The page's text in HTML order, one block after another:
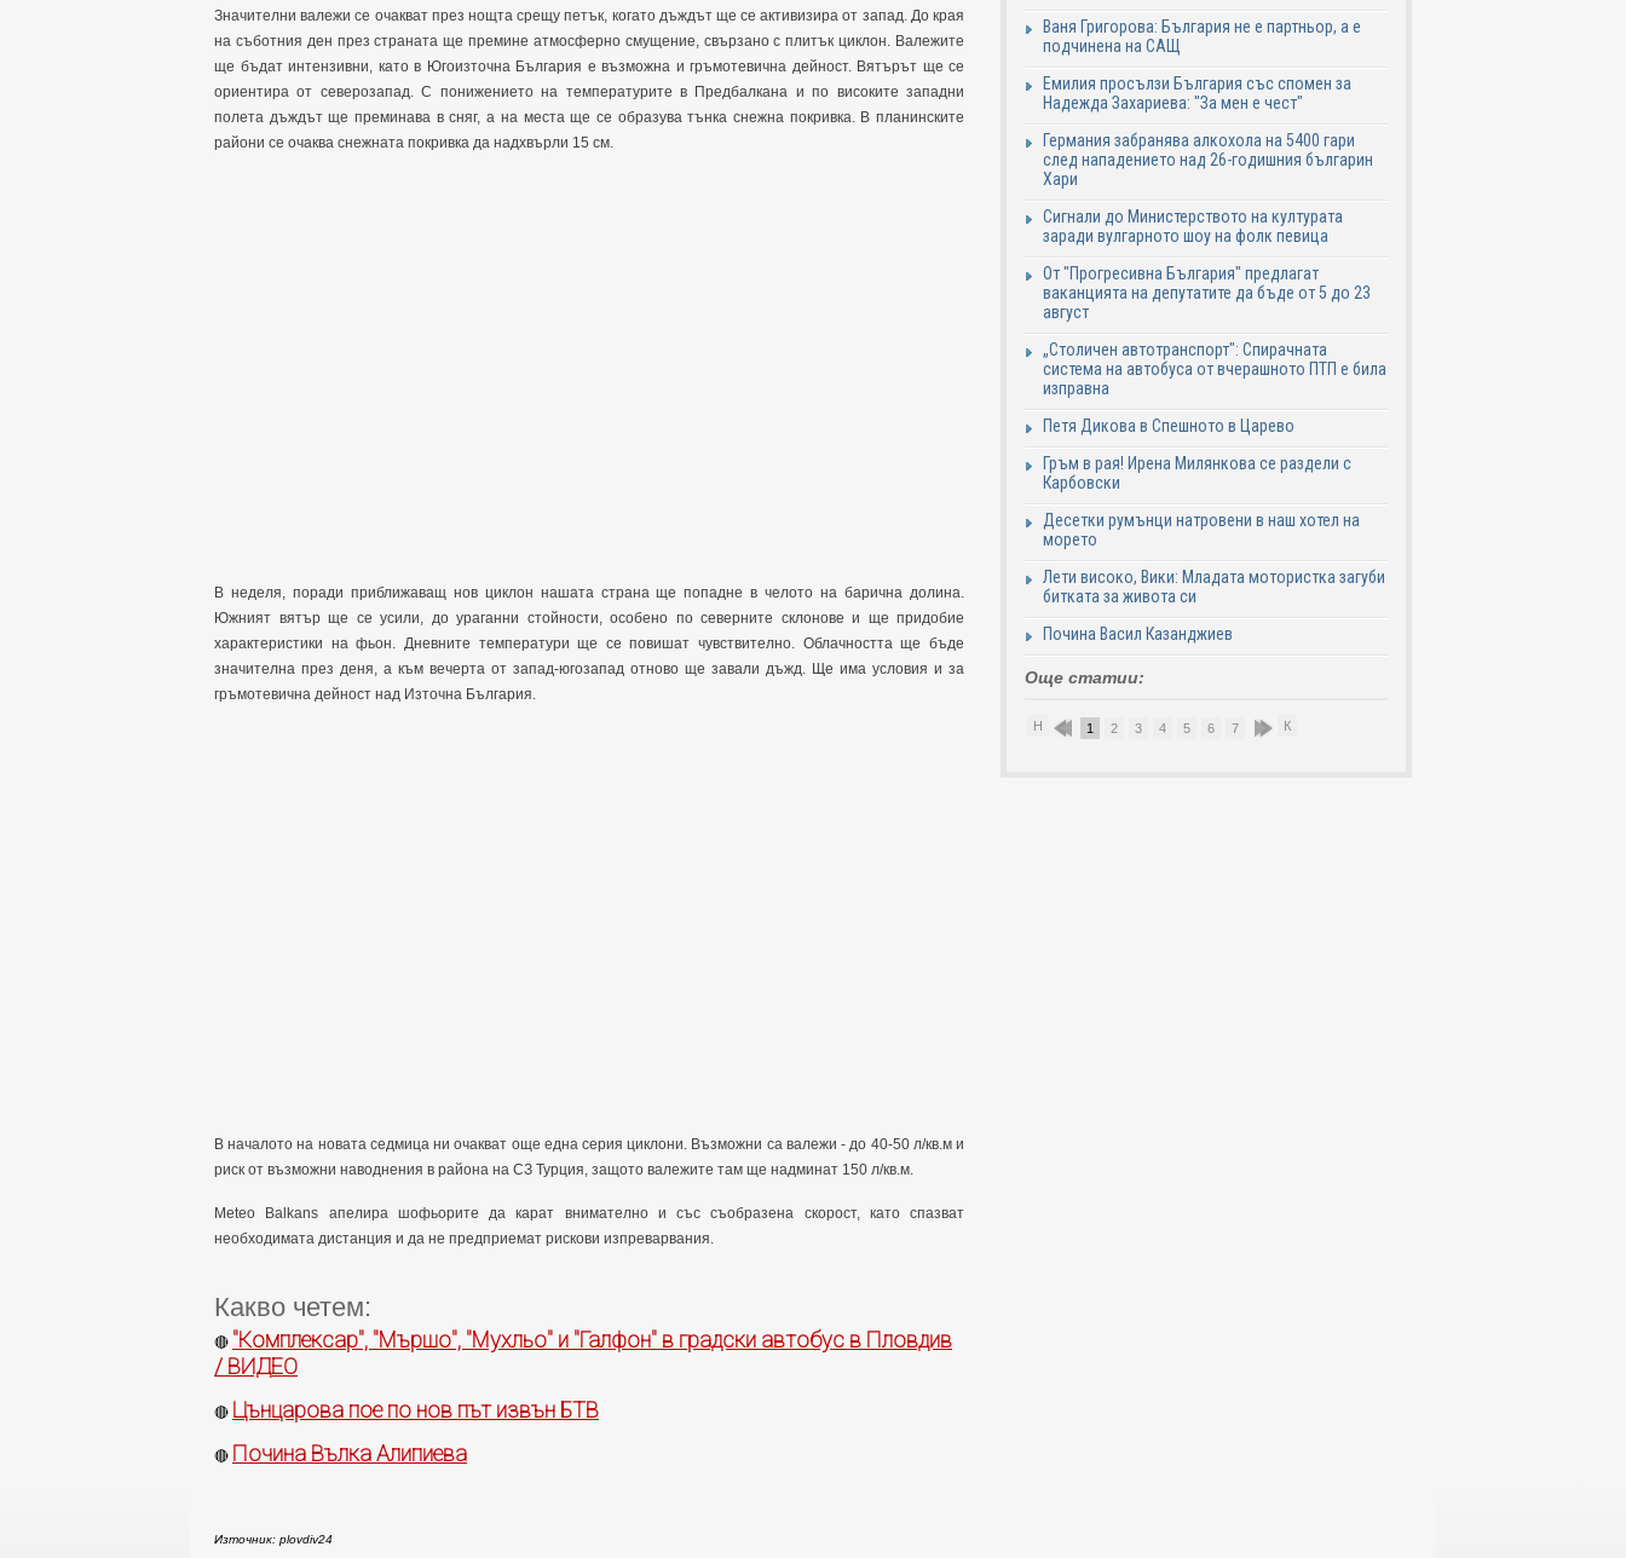
Значителни валежи се очакват през нощта срещу петък, когато дъждът ще се активизира от запад. До края
на съботния ден през страната ще премине атмосферно смущение, свързано с плитък циклон. Валежите
ще бъдат интензивни, като в Югоизточна България е възможна и гръмотевична дейност. Вятърът ще се
ориентира от северозапад. С понижението на температурите в Предбалкана и по високите западни
полета дъждът ще преминава в сняг, а на места ще се образува тънка снежна покривка. В планинските
райони се очаква снежната покривка да надхвърли 15 см.
В неделя, поради приближаващ нов циклон нашата страна ще попадне в челото на барична долина.
Южният вятър ще се усили, до ураганни стойности, особено по северните склонове и ще придобие
характеристики на фьон. Дневните температури ще се повишат чувствително. Облачността ще бъде
значителна през деня, а към вечерта от запад-югозапад отново ще завали дъжд. Ще има условия и за
гръмотевична дейност над Източна България.
В началото на новата седмица ни очакват още една серия циклони. Възможни са валежи - до 40-50 л/кв.м и
риск от възможни наводнения в района на СЗ Турция, защото валежите там ще надминат 150 л/кв.м.
Meteo Balkans апелира шофьорите да карат внимателно и със съобразена скорост, като спазват
необходимата дистанция и да не предприемат рискови изпреварвания.
Какво четем:
🔴 "Комплексар", "Мършо", "Мухльо" и "Галфон" в градски автобус в Пловдив
/ ВИДЕО
🔴 Цънцарова пое по нов път извън БТВ
🔴 Почина Вълка Алипиева
Източник: plovdiv24
Ваня Григорова: България не е партньор, а е
подчинена на САЩ
Емилия просълзи България със спомен за
Надежда Захариева: "За мен е чест"
Германия забранява алкохола на 5400 гари
след нападението над 26-годишния българин
Хари
Сигнали до Министерството на културата
заради вулгарното шоу на фолк певица
От "Прогресивна България" предлагат
ваканцията на депутатите да бъде от 5 до 23
август
„Столичен автотранспорт": Спирачната
система на автобуса от вчерашното ПТП е била
изправна
Петя Дикова в Спешното в Царево
Гръм в рая! Ирена Милянкова се раздели с
Карбовски
Десетки румънци натровени в наш хотел на
морето
Лети високо, Вики: Младата мотористка загуби
битката за живота си
Почина Васил Казанджиев
Още статии:
Н 1 2 3 4 5 6 7 8 9К